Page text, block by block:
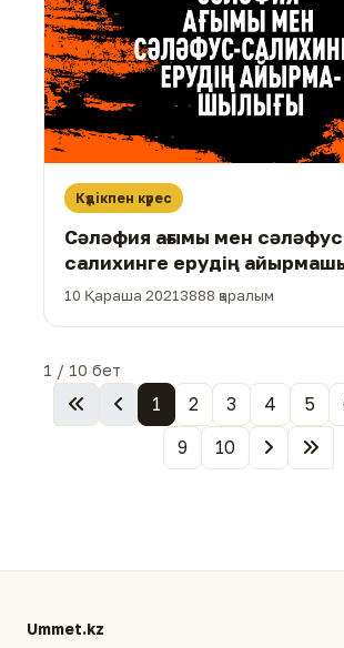
Күдікпен күрес
Сәләфия ағымы мен
салихинге ерудің
10 Қараша 2021 3888 қаралым
1 / 10 бет
1 2 3 4 5
9
10
Ummet.kz